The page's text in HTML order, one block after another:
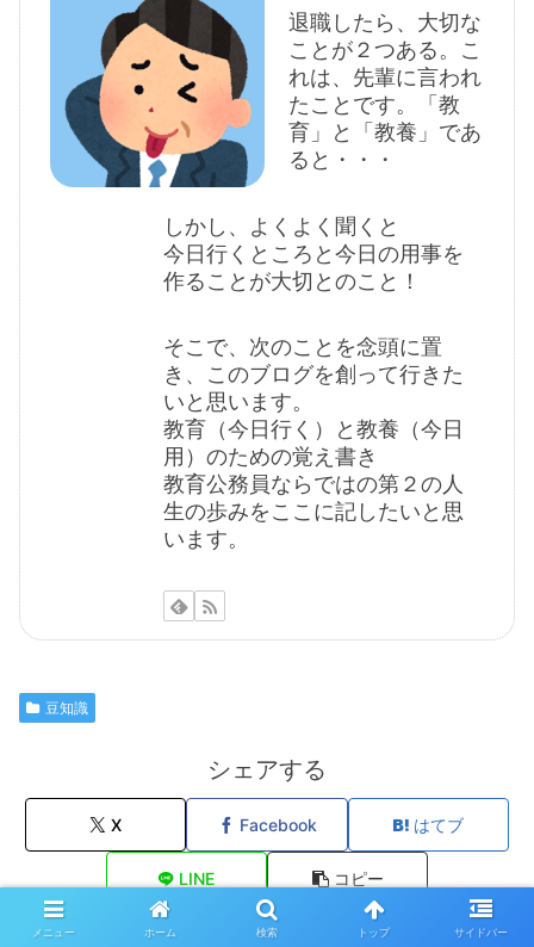
退職したら、大切な
ことが２つある。こ
れは、先輩に言われ
たことです。「教
育」と「教養」であ
ると・・・
しかし、よくよく聞くと
今日行くところと今日の用事を
作ることが大切とのこと！
そこで、次のことを念頭に置
き、このブログを創って行きた
いと思います。
教育（今日行く）と教養（今日
用）のための覚え書き
教育公務員ならではの第２の人
生の歩みをここに記したいと思
います。
豆知識
シェアする
X Facebook はてブ
LINE コピー
メニュー ホーム 検索 トップ サイドバー